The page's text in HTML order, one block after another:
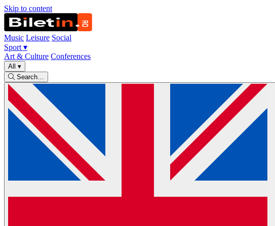
Skip to content
Music Leisure Social
Sport ▾
Art & Culture Conferences
All ▾
Search…